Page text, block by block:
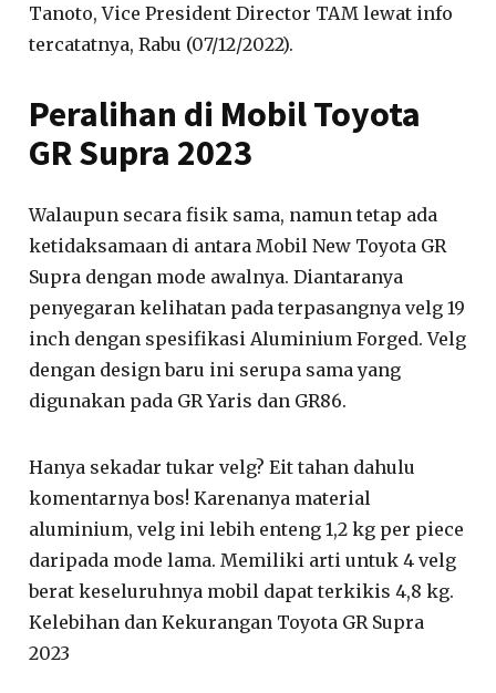
Tanoto, Vice President Director TAM lewat info
tercatatnya, Rabu (07/12/2022).
Peralihan di Mobil Toyota
GR Supra 2023
Walaupun secara fisik sama, namun tetap ada
ketidaksamaan di antara Mobil New Toyota GR
Supra dengan mode awalnya. Diantaranya
penyegaran kelihatan pada terpasangnya velg 19
inch dengan spesifikasi Aluminium Forged. Velg
dengan design baru ini serupa sama yang
digunakan pada GR Yaris dan GR86.
Hanya sekadar tukar velg? Eit tahan dahulu
komentarnya bos! Karenanya material
aluminium, velg ini lebih enteng 1,2 kg per piece
daripada mode lama. Memiliki arti untuk 4 velg
berat keseluruhnya mobil dapat terkikis 4,8 kg.
Kelebihan dan Kekurangan Toyota GR Supra
2023